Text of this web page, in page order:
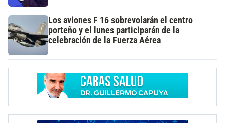
Los aviones F 16 sobrevolarán el centro
porteño y el lunes participarán de la
celebración de la Fuerza Aérea